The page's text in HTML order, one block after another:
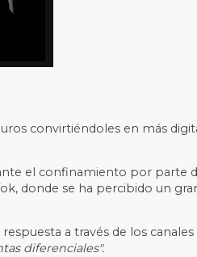
convirtiéndoles en más
el confinamiento por parte
donde se ha percibido un
a través de los canales
diferenciales".